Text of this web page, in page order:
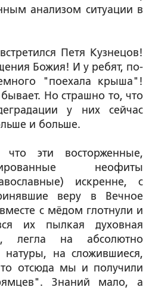
анализом ситуации в
Петя Кузнецов!
Божия! И у ребят, по-
"поехала крыша"!
Но страшно то, что
у них сейчас
и больше.
что эти восторженные,
неофиты
искренне, с
веру в Вечное
с мёдом глотнули и
их пылкая духовная
легла на абсолютно
натуры, на сложившиеся,
отсюда мы и получили
Знаний мало, а